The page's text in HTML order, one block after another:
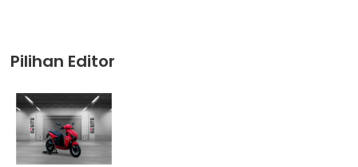
Pilihan Editor